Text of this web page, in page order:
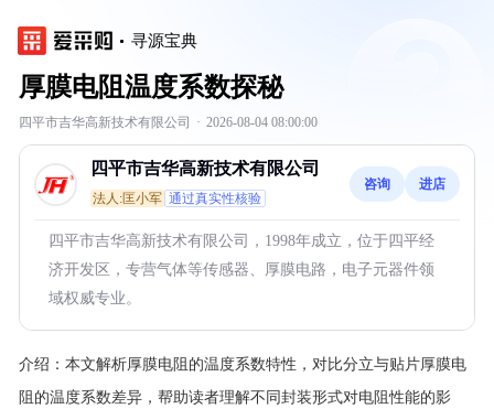
寻源宝典
厚膜电阻温度系数探秘
四平市吉华高新技术有限公司 · 2026-08-04 08:00:00
四平市吉华高新技术有限公司
法人:匡小军 通过真实性核验
咨询 进店
四平市吉华高新技术有限公司，1998年成立，位于四平经
济开发区，专营气体等传感器、厚膜电路，电子元器件领
域权威专业。
介绍： 本文解析厚膜电阻的温度系数特性，对比分立与贴片厚膜电
阻的温度系数差异，帮助读者理解不同封装形式对电阻性能的影